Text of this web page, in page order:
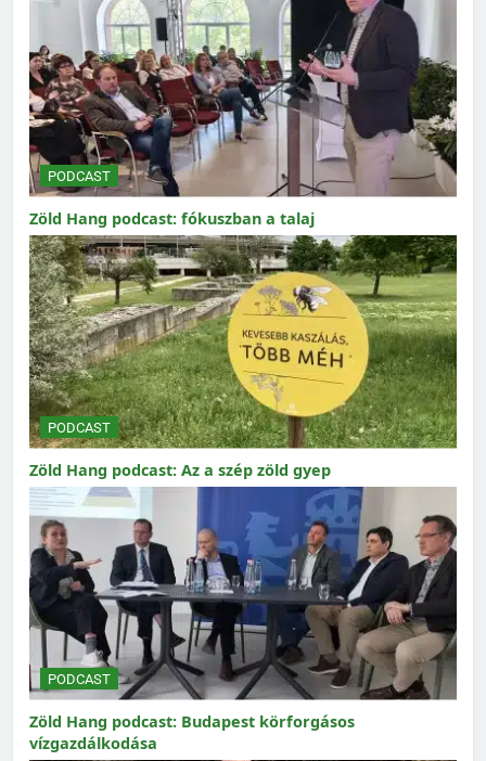
PODCAST
Zöld Hang podcast: fókuszban a talaj
PODCAST
Zöld Hang podcast: Az a szép zöld gyep
PODCAST
Zöld Hang podcast: Budapest körforgásos
vízgazdálkodása